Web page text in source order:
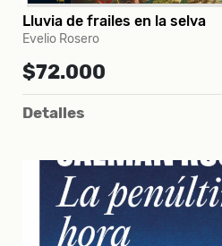
Lluvia de frailes en la selva
Evelio Rosero
$72.000
Detalles